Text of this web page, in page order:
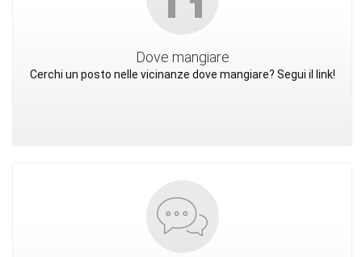
Dove mangiare
Cerchi un posto nelle vicinanze dove mangiare? Segui il link!